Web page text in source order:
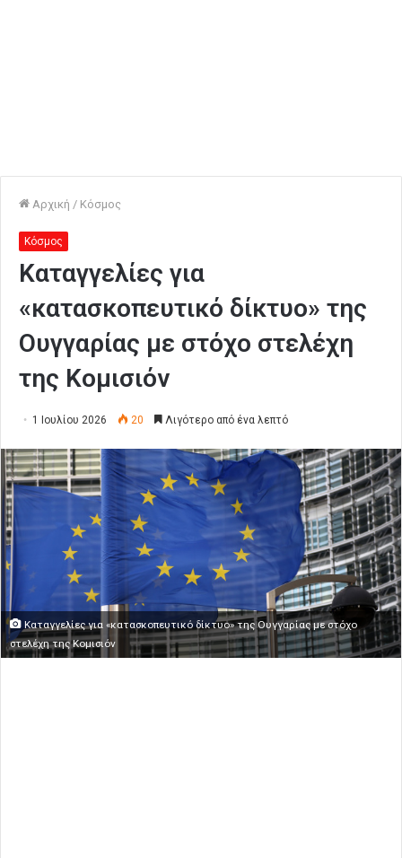
Αρχική / Κόσμος
Κόσμος
Καταγγελίες για
«κατασκοπευτικό δίκτυο» της
Ουγγαρίας με στόχο στελέχη
της Κομισιόν
1 Ιουλίου 2026 20 Λιγότερο από ένα λεπτό
Καταγγελίες για «κατασκοπευτικό δίκτυο» της Ουγγαρίας με στόχο
στελέχη της Κομισιόν